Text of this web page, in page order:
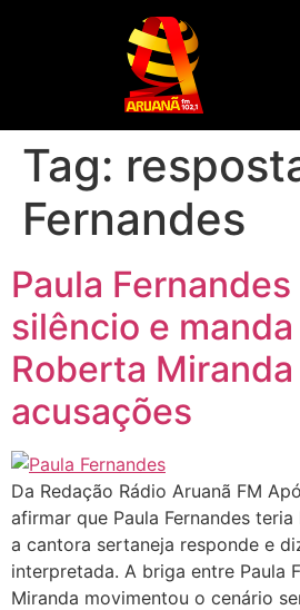
Tag:
Fernandes
Paula
silêncio e
Roberta
acusações
Da Redação Rádio Aruanã FM
afirmar que Paula Fernandes
a cantora sertaneja responde e
interpretada. A briga entre Paula
Miranda movimentou o cenário